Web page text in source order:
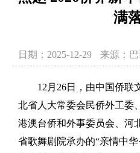
满
日期：2025-12-29 来源：
12月26日，由中国侨联
北省人大常委会民侨外工委
港澳台侨和外事委员会、河
省歌舞剧院承办的“亲情中